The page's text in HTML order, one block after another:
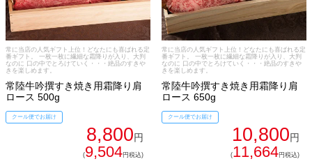
ショップ一覧
マイページ
ゴルフコンペ
ステーキ
ハンバーグ
みそ漬け
レトルトカレー
シャルキュトリー
常に当店の人気ギフト上位！どなたにも喜ばれる定
番ギフト。 一枚一枚に繊細な霜降りが入り、大判
なのに 口の中でとろけていく・・・絶品のすきや
きを楽しめます。
常陸牛吟撰すき焼き用霜降り肩
ロース 500g
クール便でお届け
8,800円
(9,504円税込)
常に当店の人気ギフト上位！どなたにも喜ばれる定
番ギフト。 一枚一枚に繊細な霜降りが入り、大判
なのに 口の中でとろけていく・・・絶品のすきや
きを楽しめます。
常陸牛吟撰すき焼き用霜降り肩
ロース 650g
クール便でお届け
10,800円
(11,664円税込)